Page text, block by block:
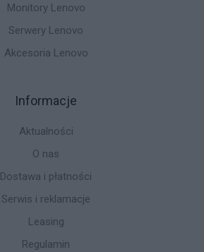
Monitory Lenovo
Serwery Lenovo
Akcesoria Lenovo
Informacje
Aktualności
O nas
Dostawa i płatności
Serwis i reklamacje
Leasing
Regulamin